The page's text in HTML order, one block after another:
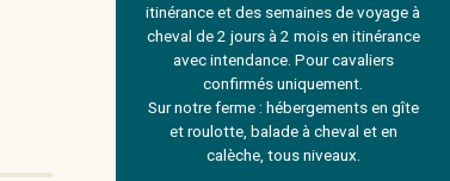
itinérance et des semaines de voyage à
cheval de 2 jours à 2 mois en itinérance
avec intendance. Pour cavaliers
confirmés uniquement.
Sur notre ferme : hébergements en gîte
et roulotte, balade à cheval et en
calèche, tous niveaux.